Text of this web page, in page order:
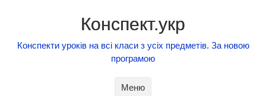
Конспект.укр
Конспекти уроків на всі класи з усіх предметів. За новою
програмою
Меню